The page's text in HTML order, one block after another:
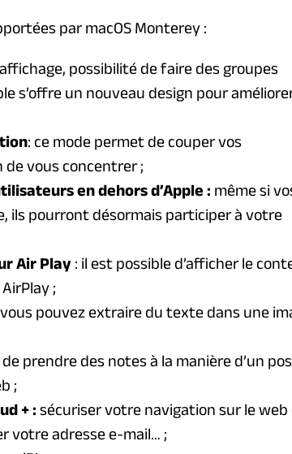
par macOS Monterey :
possibilité de faire des groupes
s’offre un nouveau design pour
: ce mode permet de couper vos
vous concentrer ;
en dehors d’Apple : même si
ils pourront désormais participer à votre
Air Play : il est possible d’afficher le
;
pouvez extraire du texte dans une
prendre des notes à la manière d’un
;
+ : sécuriser votre navigation sur le web
votre adresse e-mail… ;